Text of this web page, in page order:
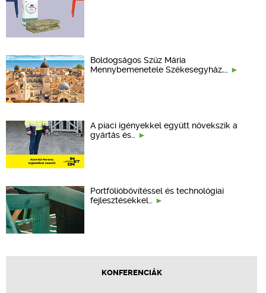
Boldogságos Szűz Mária
Mennybemenetele Székesegyház,…
A piaci igényekkel együtt növekszik a
gyártás és…
Portfólióbővítéssel és technológiai
fejlesztésekkel…
KONFERENCIÁK